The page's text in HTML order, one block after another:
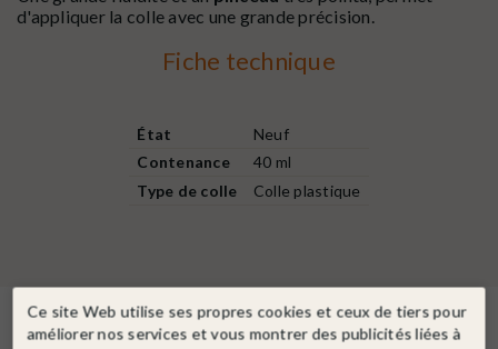
d'appliquer la colle avec une grande précision.
Fiche technique
État
Neuf
Contenance
40 ml
Type de colle
Colle plastique
Dans la même catégorie
Ce site Web utilise ses propres cookies et ceux de tiers pour
améliorer nos services et vous montrer des publicités liées à